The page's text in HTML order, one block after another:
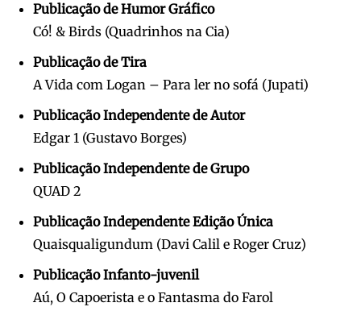
Publicação de Humor Gráfico
Có! & Birds (Quadrinhos na Cia)
Publicação de Tira
A Vida com Logan – Para ler no sofá (Jupati)
Publicação Independente de Autor
Edgar 1 (Gustavo Borges)
Publicação Independente de Grupo
QUAD 2
Publicação Independente Edição Única
Quaisqualigundum (Davi Calil e Roger Cruz)
Publicação Infanto-juvenil
Aú, O Capoerista e o Fantasma do Farol